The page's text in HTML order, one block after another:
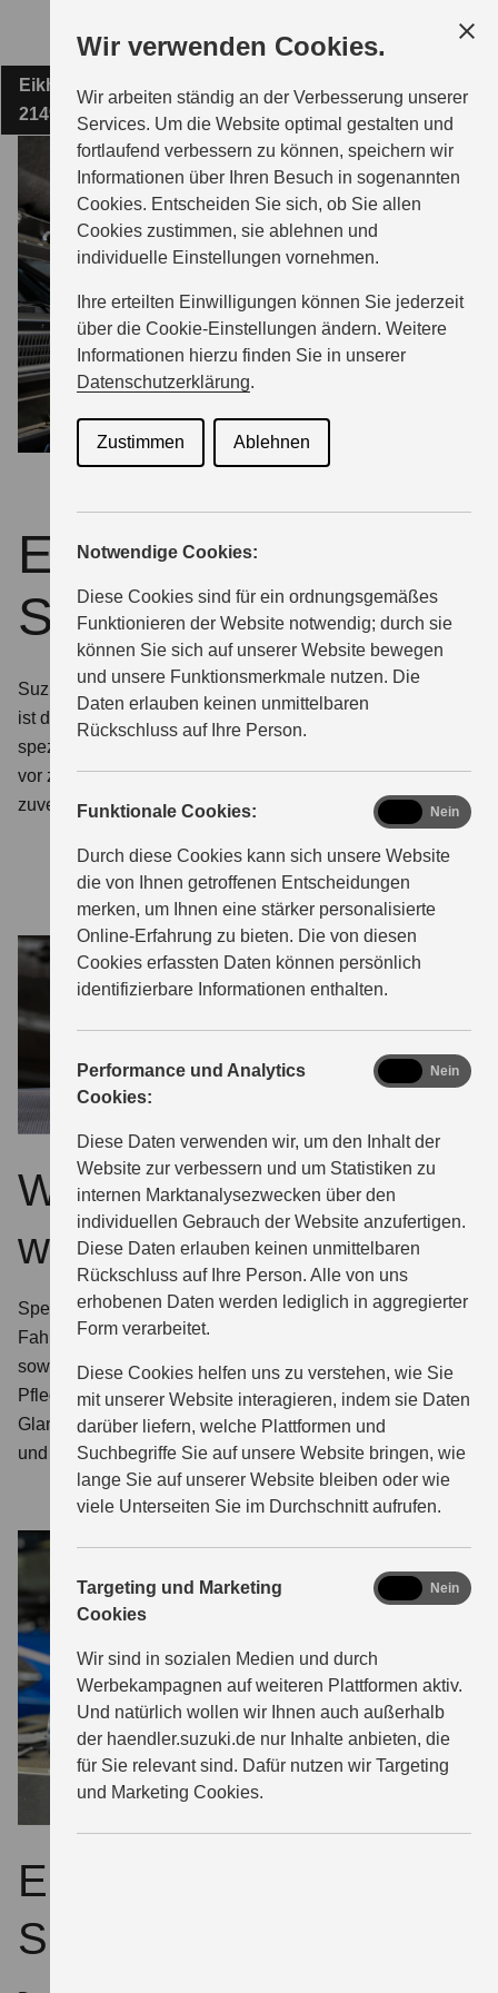
Wir verwenden Cookies.
Wir arbeiten ständig an der Verbesserung unserer
Services. Um die Website optimal gestalten und
fortlaufend verbessern zu können, speichern wir
Informationen über Ihren Besuch in sogenannten
Cookies. Entscheiden Sie sich, ob Sie allen
Cookies zustimmen, sie ablehnen und
individuelle Einstellungen vornehmen.
Ihre erteilten Einwilligungen können Sie jederzeit
über die Cookie-Einstellungen ändern. Weitere
Informationen hierzu finden Sie in unserer
Datenschutzerklärung.
Zustimmen Ablehnen
Notwendige Cookies:
Diese Cookies sind für ein ordnungsgemäßes
Funktionieren der Website notwendig; durch sie
können Sie sich auf unserer Website bewegen
und unsere Funktionsmerkmale nutzen. Die
Daten erlauben keinen unmittelbaren
Rückschluss auf Ihre Person.
Funktionale Cookies:
Durch diese Cookies kann sich unsere Website
die von Ihnen getroffenen Entscheidungen
merken, um Ihnen eine stärker personalisierte
Online-Erfahrung zu bieten. Die von diesen
Cookies erfassten Daten können persönlich
identifizierbare Informationen enthalten.
functional
Nein
Performance und Analytics
Cookies:
Diese Daten verwenden wir, um den Inhalt der
Website zur verbessern und um Statistiken zu
internen Marktanalysezwecken über den
individuellen Gebrauch der Website anzufertigen.
Diese Daten erlauben keinen unmittelbaren
Rückschluss auf Ihre Person. Alle von uns
erhobenen Daten werden lediglich in aggregierter
Form verarbeitet.
Diese Cookies helfen uns zu verstehen, wie Sie
mit unserer Website interagieren, indem sie Daten
darüber liefern, welche Plattformen und
Suchbegriffe Sie auf unsere Website bringen, wie
lange Sie auf unserer Website bleiben oder wie
viele Unterseiten Sie im Durchschnitt aufrufen.
analyticsNein
Targeting und Marketing
Cookies
Wir sind in sozialen Medien und durch
Werbekampagnen auf weiteren Plattformen aktiv.
Und natürlich wollen wir Ihnen auch außerhalb
der haendler.suzuki.de nur Inhalte anbieten, die
für Sie relevant sind. Dafür nutzen wir Targeting
und Marketing Cookies.
marketing
Nein
Hauptinhalt
KLAUS WISCHNAT AUTOMOBILE GMBH
MODELLE
ZUBEHÖR
GESCHÄFTSKUNDEN
SERVICE
Eikhof 20
21493 Fuhlenhagen
ECSTAR by
Suzuki
Suzuki Qualität auch bei Schutz und Pflege. ECSTAR
ist die von Suzuki entwickelte Marke für Motoröle und
spezielle Pflegeprodukte. So schützen Sie Ihr Fahrzeug
vor zu schnellem Verschleiß. Damit er so langlebig und
zuverlässig bleibt, wie Sie es von Suzuki gewohnt sind.
Warum ECSTAR
wählen?
Speziell für Suzuki entwickelt. Bei uns finden Sie für jeden
Fahrzeugtyp das optimal geeignete ECSTAR Motoröl
sowie die komplette Serie zertifizierter ECSTAR
Pflegemittel: Glasreiniger, Insektenentferner, Enteiser,
Glanzspray, Innenraumreiniger, Felgenreiniger, Bremsen-
und Teilereiniger.
ECSTAR – extra für
Suzuki